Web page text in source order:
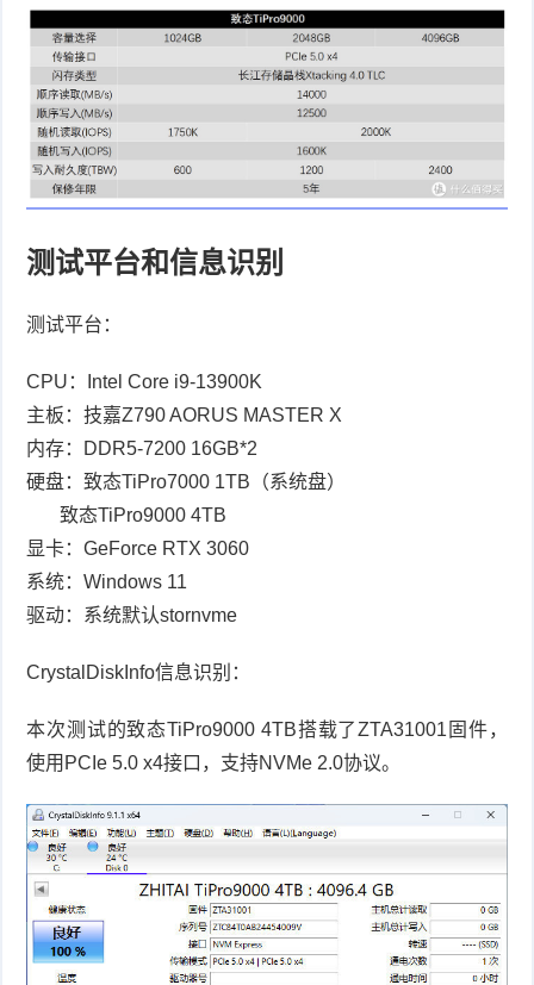
测试平台和信息识别
测试平台：
CPU ：
Intel Core i9-13900K
主板：技嘉Z790 AORUS MASTER X
内存：
DDR5-7200 16GB*2
硬盘：致态TiPro7000 1TB （系统盘）
致态TiPro9000 4TB
显卡：GeForce RTX 3060
系统：Windows 11
驱动：系统默认stornvme
CrystalDiskInfo信息识别：
本次测试的致态TiPro9000 4TB搭载了ZTA31001 固件，
使用 PCIe 5.0 x4接口，支持NVMe 2.0协议。